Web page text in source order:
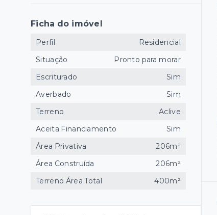
Ficha do imóvel
Perfil
Residencial
Situação
Pronto para morar
Escriturado
Sim
Averbado
Sim
Terreno
Aclive
Aceita Financiamento
Sim
Área Privativa
206m²
Área Construída
206m²
Terreno Área Total
400m²